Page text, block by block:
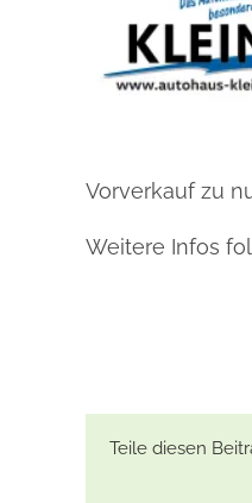
Vorverkauf zu
Weitere Infos
Teile diesen